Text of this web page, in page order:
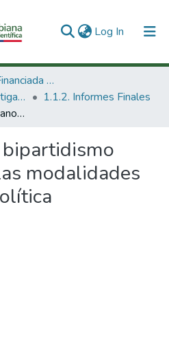
Log In (current)
1. Investigación Financiada con Recursos Públicos
1.1 Productos de investigación
1.1.2. Informes Finales
El bipartidismo colombiano y las modalidades de oposición política
bipartidismo
modalidades